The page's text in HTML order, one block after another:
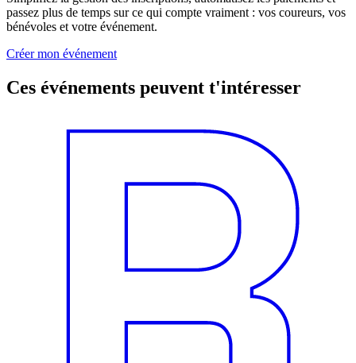
passez plus de temps sur ce qui compte vraiment : vos coureurs, vos
bénévoles et votre événement.
Créer mon événement
Ces événements peuvent t'intéresser